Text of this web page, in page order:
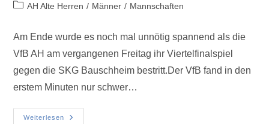
AH Alte Herren / Männer / Mannschaften
Am Ende wurde es noch mal unnötig spannend als die
VfB AH am vergangenen Freitag ihr Viertelfinalspiel
gegen die SKG Bauschheim bestritt.Der VfB fand in den
erstem Minuten nur schwer…
Weiterlesen